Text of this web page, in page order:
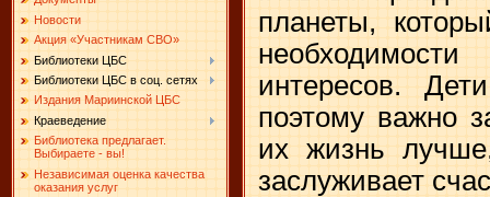
Новости
Акция «Участникам СВО»
Библиотеки ЦБС
Библиотеки ЦБС в соц. сетях
Издания Мариинской ЦБС
Краеведение
Библиотека предлагает.
Выбираете - вы!
Независимая оценка качества
оказания услуг
планеты,
интересов.
поэтому важно
их жизнь
заслуживает